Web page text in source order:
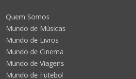
Quem Somos
Mundo de Músicas
Mundo de Livros
Mundo de Cinema
Mundo de Viagens
Mundo de Futebol